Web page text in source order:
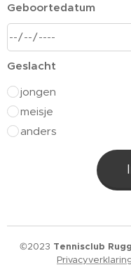
Geboortedatum
Geslacht
jongen
meisje
anders
©2023 Tennisclub